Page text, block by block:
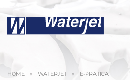
HOME » WATERJET » E-PRATICA